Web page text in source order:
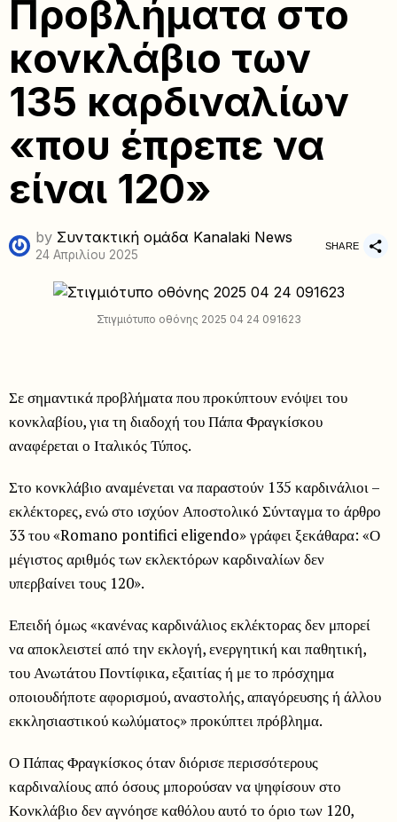
Προβλήματα στο
κονκλάβιο των
135 καρδιναλίων
«που έπρεπε να
είναι 120»
by Συντακτική ομάδα Kanalaki News
24 Απριλίου 2025
SHARE
Στιγμιότυπο οθόνης 2025 04 24 091623
Σε σημαντικά προβλήματα που προκύπτουν ενόψει του
κονκλαβίου, για τη διαδοχή του Πάπα Φραγκίσκου
αναφέρεται ο Ιταλικός Τύπος.
Στο κονκλάβιο αναμένεται να παραστούν 135 καρδινάλιοι –
εκλέκτορες, ενώ στο ισχύον Αποστολικό Σύνταγμα το άρθρο
33 του «Romano pontifici eligendo» γράφει ξεκάθαρα: «Ο
μέγιστος αριθμός των εκλεκτόρων καρδιναλίων δεν
υπερβαίνει τους 120».
Επειδή όμως «κανένας καρδινάλιος εκλέκτορας δεν μπορεί
να αποκλειστεί από την εκλογή, ενεργητική και παθητική,
του Ανωτάτου Ποντίφικα, εξαιτίας ή με το πρόσχημα
οποιουδήποτε αφορισμού, αναστολής, απαγόρευσης ή άλλου
εκκλησιαστικού κωλύματος» προκύπτει πρόβλημα.
Ο Πάπας Φραγκίσκος όταν διόρισε περισσότερους
καρδιναλίους από όσους μπορούσαν να ψηφίσουν στο
Κονκλάβιο δεν αγνόησε καθόλου αυτό το όριο των 120,